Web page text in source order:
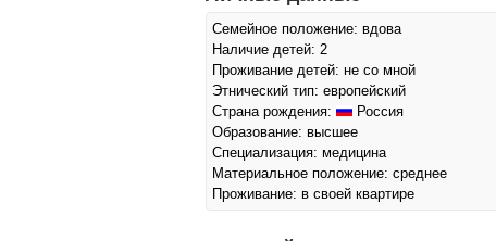
Семейное положение: вдова
Наличие детей: 2
Проживание детей: не со мной
Этнический тип: европейский
Страна рождения:
Россия
Образование: высшее
Специализация: медицина
Материальное положение: среднее
Проживание: в своей квартире